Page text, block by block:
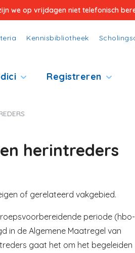
we op vrijdagen niet telefonisch
Kennisbibliotheek
Registreren
herintreders
of gerelateerd vakgebied.
periode (hbo-
in de Algemene Maatregel van
gaat het om het begeleiden